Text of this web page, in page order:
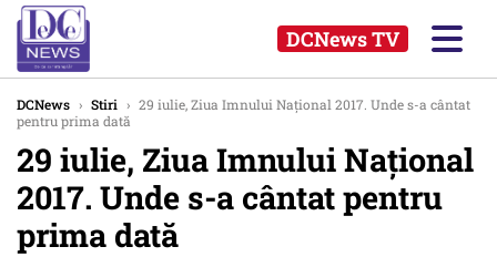
DCNews TV
DCNews › Stiri › 29 iulie, Ziua Imnului Național 2017. Unde s-a cântat
pentru prima dată
29 iulie, Ziua Imnului Național
2017. Unde s-a cântat pentru
prima dată